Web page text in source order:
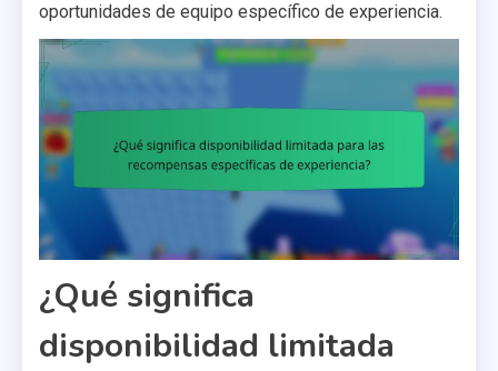
oportunidades de equipo específico de experiencia.
¿Qué significa
disponibilidad limitada